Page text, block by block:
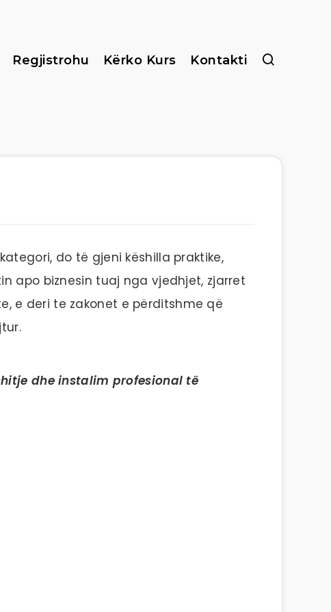
Regjistrohu Kërko Kurs Kontakti
do të gjeni këshilla praktike,
apo biznesin tuaj nga vjedhjet, zjarret
e deri te zakonet e përditshme që
dhe instalim profesional të